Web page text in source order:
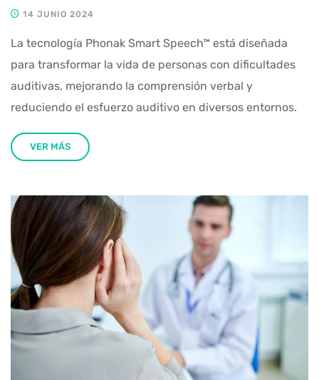
14 JUNIO 2024
La tecnología Phonak Smart Speech™ está diseñada
para transformar la vida de personas con dificultades
auditivas, mejorando la comprensión verbal y
reduciendo el esfuerzo auditivo en diversos entornos.
VER MÁS